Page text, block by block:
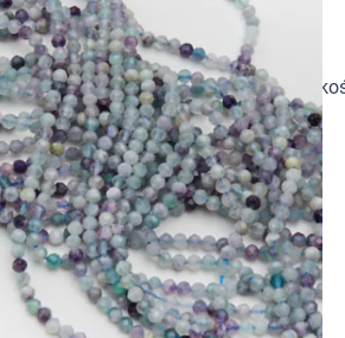
przejścia barw nadają mu